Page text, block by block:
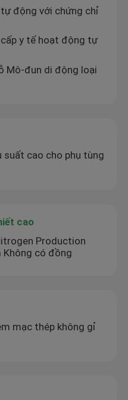
động với chứng chỉ
y tế hoạt động tự
Mô-đun di động loại
suất cao cho phụ tùng
cao
Production
Không có đồng
mạc thép không gỉ